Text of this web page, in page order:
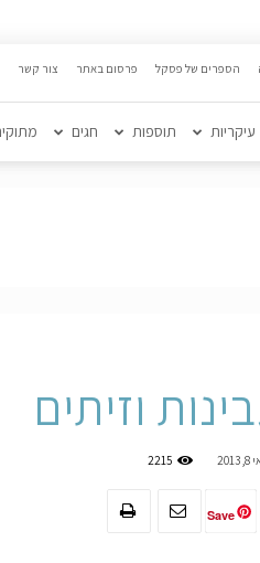
הספרים של פסקל פרסום באתר צור קשר
עיקריות תוספות חגים
וזיתים
2013
2215
Save